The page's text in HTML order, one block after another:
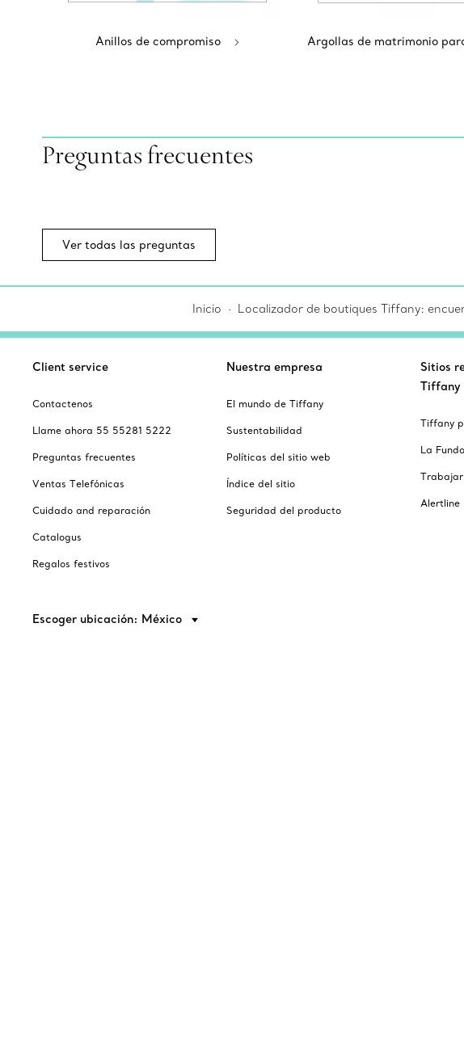
Anillos de compromiso Argollas de matrimonio
Preguntas frecuentes
Ver todas las preguntas
Inicio Localizador de boutiques Tiffany:
Client service
Contactenos
Llame ahora 55 55281 5222
Preguntas frecuentes
Ventas Telefónicas
Cuidado and reparación
Catalogus
Regalos festivos
Nuestra empresa
El mundo de Tiffany
Sustentabilidad
Políticas del sitio web
Índice del sitio
Seguridad del producto
Sitios
Tiffany
Tiffany
La
Alertline
Escoger ubicación: México